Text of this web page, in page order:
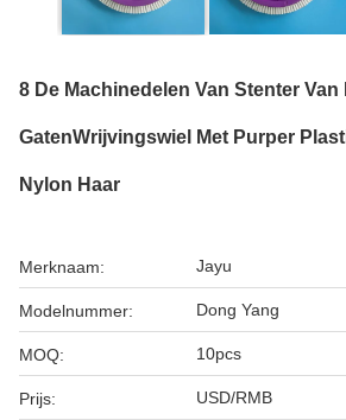
8 De Machinedelen Van Stenter Van
GatenWrijvingswiel Met Purper
Nylon Haar
Merknaam: Jayu
Modelnummer: Dong Yang
MOQ: 10pcs
Prijs: USD/RMB